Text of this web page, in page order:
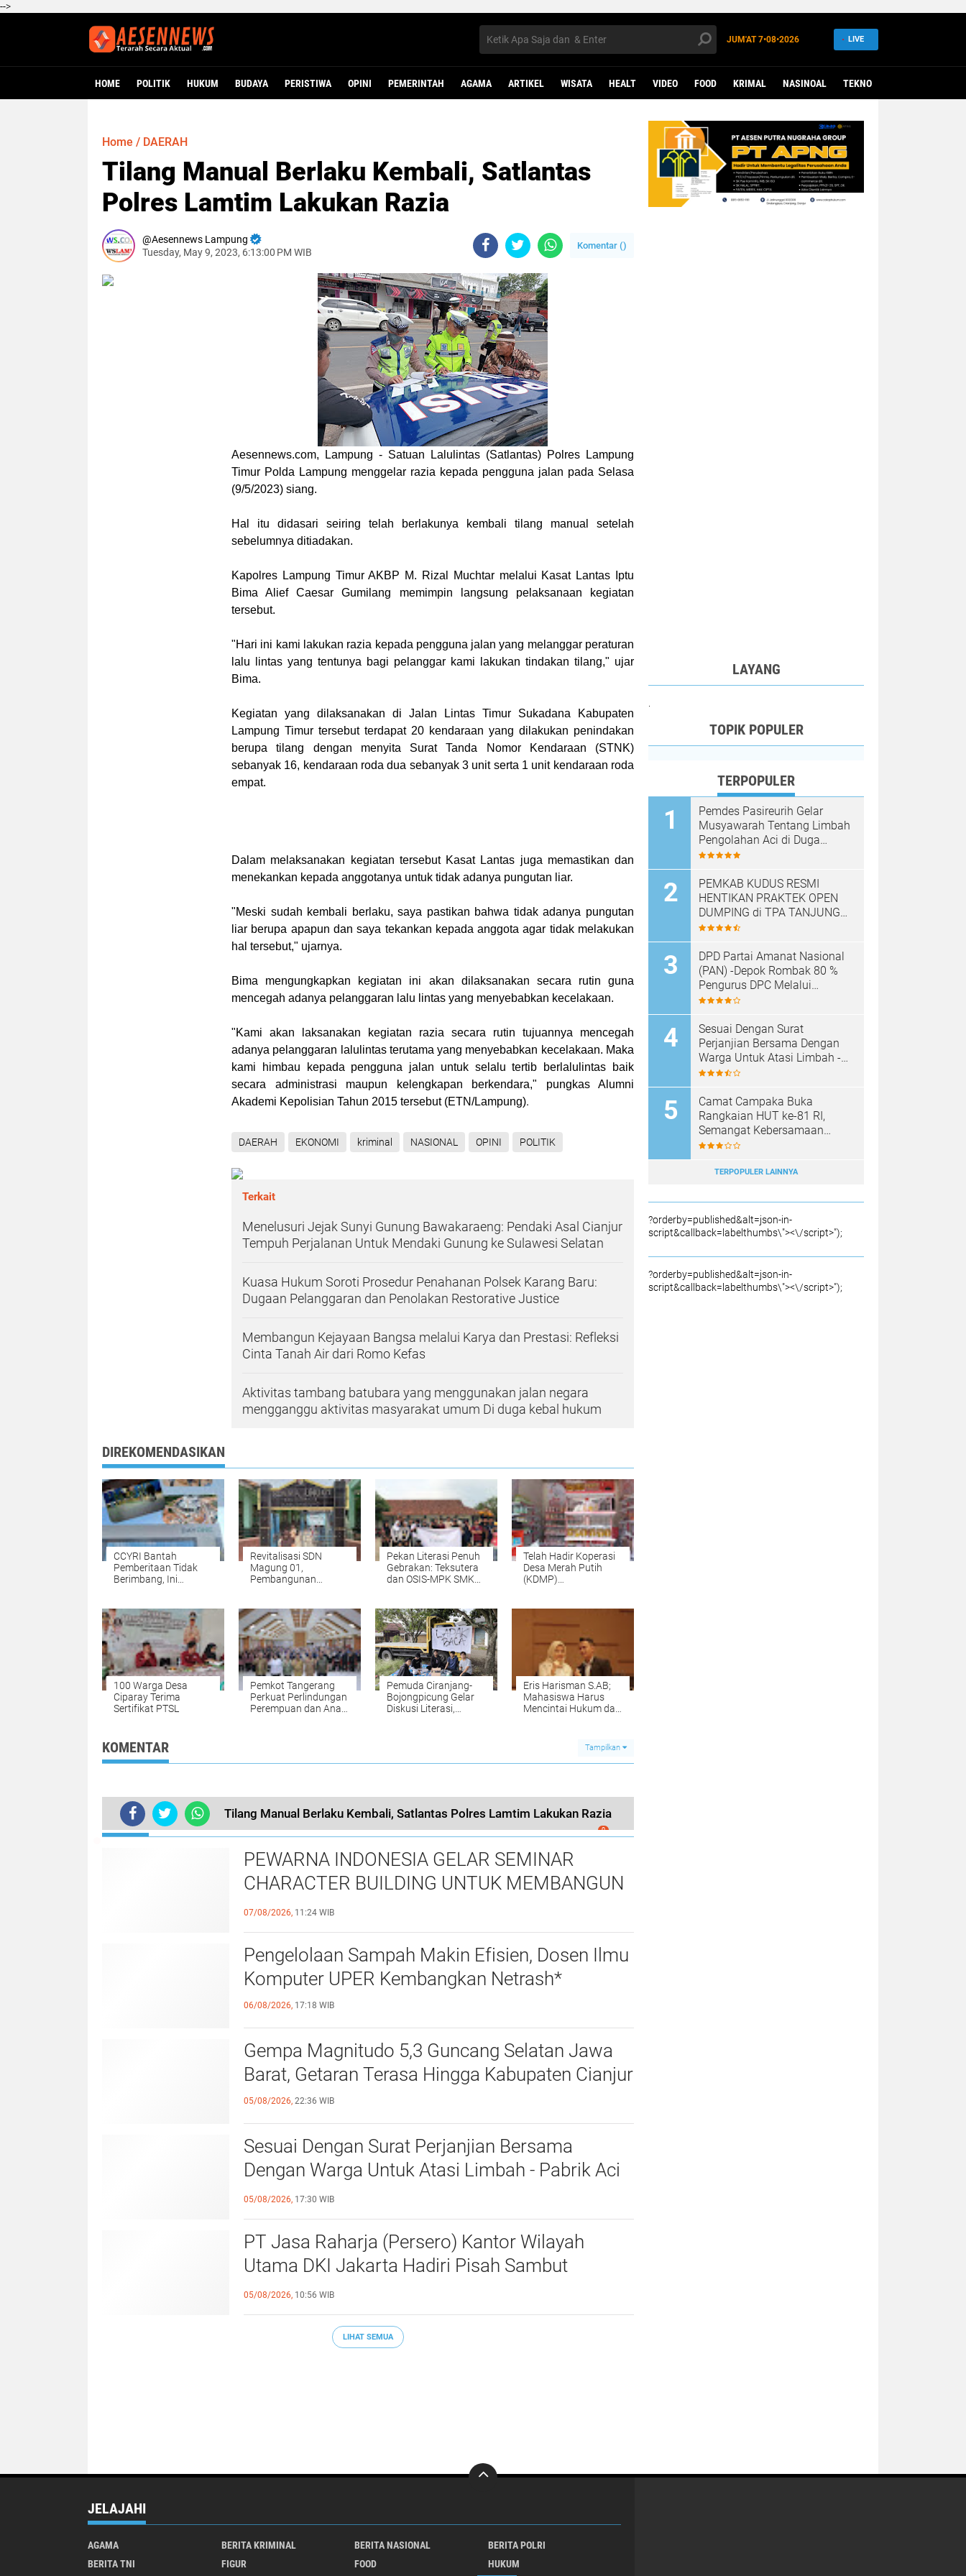
-->
JUM'AT7•08•2026 LIVE
HOME POLITIK HUKUM BUDAYA PERISTIWA OPINI PEMERINTAH AGAMA ARTIKEL WISATA HEALT VIDEO FOOD KRIMAL NASINOAL TEKNO
Home / DAERAH
Tilang Manual Berlaku Kembali, Satlantas
Polres Lamtim Lakukan Razia
Aesennews Lampung
Tuesday, May 9, 2023, 6:13:00 PM WIB
Komentar ()
Aesennews.com, Lampung - Satuan Lalulintas (Satlantas) Polres Lampung
Timur Polda Lampung menggelar razia kepada pengguna jalan pada Selasa
(9/5/2023) siang.
Hal itu didasari seiring telah berlakunya kembali tilang manual setelah
sebelumnya ditiadakan.
Kapolres Lampung Timur AKBP M. Rizal Muchtar melalui Kasat Lantas Iptu
Bima Alief Caesar Gumilang memimpin langsung pelaksanaan kegiatan
tersebut.
"Hari ini kami lakukan razia kepada pengguna jalan yang melanggar peraturan
lalu lintas yang tentunya bagi pelanggar kami lakukan tindakan tilang," ujar
Bima.
Kegiatan yang dilaksanakan di Jalan Lintas Timur Sukadana Kabupaten
Lampung Timur tersebut terdapat 20 kendaraan yang dilakukan penindakan
berupa tilang dengan menyita Surat Tanda Nomor Kendaraan (STNK)
sebanyak 16, kendaraan roda dua sebanyak 3 unit serta 1 unit kendaraan roda
empat.
Dalam melaksanakan kegiatan tersebut Kasat Lantas juga memastikan dan
menekankan kepada anggotanya untuk tidak adanya pungutan liar.
"Meski sudah kembali berlaku, saya pastikan bahwa tidak adanya pungutan
liar berupa apapun dan saya tekankan kepada anggota agar tidak melakukan
hal tersebut," ujarnya.
Bima mengungkapkan kegiatan ini akan dilaksanakan secara rutin guna
mencegah adanya pelanggaran lalu lintas yang menyebabkan kecelakaan.
"Kami akan laksanakan kegiatan razia secara rutin tujuannya mencegah
adanya pelanggaran lalulintas terutama yang menyebabkan kecelakaan. Maka
kami himbau kepada pengguna jalan untuk selalu tertib berlalulintas baik
secara administrasi maupun kelengkapan berkendara," pungkas Alumni
Akademi Kepolisian Tahun 2015 tersebut (ETN/Lampung).
DAERAH EKONOMI kriminal NASIONAL OPINI POLITIK
Terkait
‎Menelusuri Jejak Sunyi Gunung Bawakaraeng: Pendaki Asal Cianjur
Tempuh Perjalanan Untuk Mendaki Gunung ke Sulawesi Selatan‎
Kuasa Hukum Soroti Prosedur Penahanan Polsek Karang Baru:
Dugaan Pelanggaran dan Penolakan Restorative Justice
Membangun Kejayaan Bangsa melalui Karya dan Prestasi: Refleksi
Cinta Tanah Air dari Romo Kefas
Aktivitas tambang batubara yang menggunakan jalan negara
mengganggu aktivitas masyarakat umum Di duga kebal hukum
DIREKOMENDASIKAN
CCYRI Bantah
Pemberitaan Tidak
Berimbang, Ini
Revitalisasi SDN
Magung 01,
Pembangunan
Pekan Literasi Penuh
Gebrakan: Teksutera
dan OSIS-MPK SMKN
Hebat Harus Literat
Telah Hadir Koperasi
Desa Merah Putih
(KDMP)
100 Warga Desa
Ciparay Terima
Sertifikat PTSL
Pemkot Tangerang
Perkuat Perlindungan
Perempuan dan Anak
Pemuda Ciranjang-
Bojongpicung Gelar
Diskusi Literasi,
Eris Harisman S.AB;
Mahasiswa Harus
Mencintai Hukum dan
Sebagai Warga
KOMENTAR Tampilkan
Tilang Manual Berlaku Kembali, Satlantas Polres Lamtim Lakukan Razia
0
TERKINI
PEWARNA INDONESIA GELAR SEMINAR
CHARACTER BUILDING UNTUK MEMBANGUN
JURNALIS NASRANI BERINTEGRITAS DAN
BERDAMPAK*
07/08/2026, 11:24 WIB
Pengelolaan Sampah Makin Efisien, Dosen Ilmu
Komputer UPER Kembangkan Netrash*
06/08/2026, 17:18 WIB
Gempa Magnitudo 5,3 Guncang Selatan Jawa
Barat, Getaran Terasa Hingga Kabupaten Cianjur
05/08/2026, 22:36 WIB
Sesuai Dengan Surat Perjanjian Bersama
Dengan Warga Untuk Atasi Limbah - Pabrik Aci
Giat Perbaiki Kobak Penampungan Air
05/08/2026, 17:30 WIB
PT Jasa Raharja (Persero) Kantor Wilayah
Utama DKI Jakarta Hadiri Pisah Sambut
Direktur Lalu Lintas Polda Metro Jaya
05/08/2026, 10:56 WIB
LIHAT SEMUA
LAYANG
TOPIK POPULER
TERPOPULER
Pemdes Pasireurih Gelar
Musyawarah Tentang Limbah
Pengolahan Aci di Duga
Cemari Sungai Cisata
Sementara
PEMKAB KUDUS RESMI
HENTIKAN PRAKTEK OPEN
DUMPING di TPA TANJUNG
REJO, KEC.JEKULO
SISTEM PENGELOLAAN
SAMPAH BARU
DPD Partai Amanat Nasional
(PAN) -Depok Rombak 80 %
Pengurus DPC Melalui
Muscab "
Sesuai Dengan Surat
Perjanjian Bersama Dengan
Warga Untuk Atasi Limbah -
Pabrik Aci Giat Perbaiki Kobak
Camat Campaka Buka
Rangkaian HUT ke-81 RI,
Semangat Kebersamaan
Warnai Senam Massal dan
DesaTERPOPULER LAINNYA
?orderby=published&alt=json-in-
script&callback=labelthumbs\"><\/script>");
?orderby=published&alt=json-in-
script&callback=labelthumbs\"><\/script>");
JELAJAHI
AGAMA BERITA KRIMINAL BERITA NASIONAL
BERITA POLRI
BERITA TNI
FIGUR FOOD HUKUM